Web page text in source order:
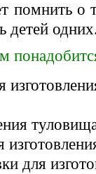
о
детей
для